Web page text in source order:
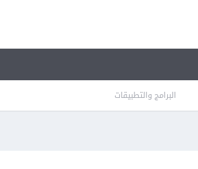
البرامج والتطبيقات